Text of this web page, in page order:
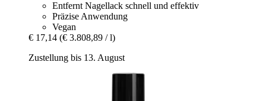
Entfernt Nagellack schnell und effektiv
Präzise Anwendung
Vegan
€ 17,14 (€ 3.808,89 / l)
Zustellung bis 13. August